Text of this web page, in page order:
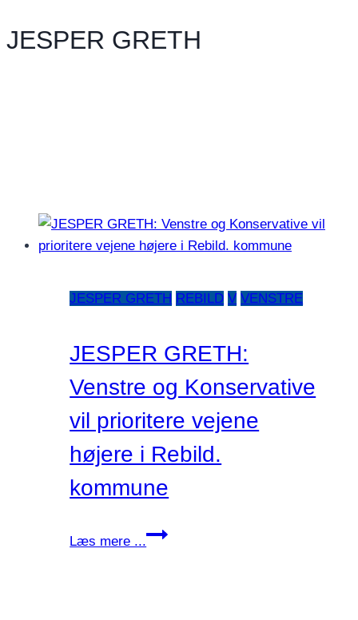
JESPER GRETH
JESPER GRETH REBILD V VENSTRE
JESPER GRETH:
Venstre og Konservative
vil prioritere vejene
højere i Rebild.
kommune
Læs mere ...
JESPER